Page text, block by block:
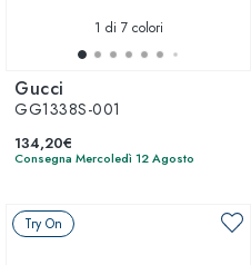
1 di 7 colori
Gucci
GG1338S-001
134,20€
Consegna Mercoledì 12 Agosto
Try On